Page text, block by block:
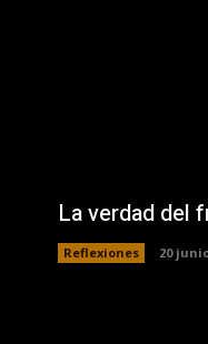
La verdad del
Reflexiones 20